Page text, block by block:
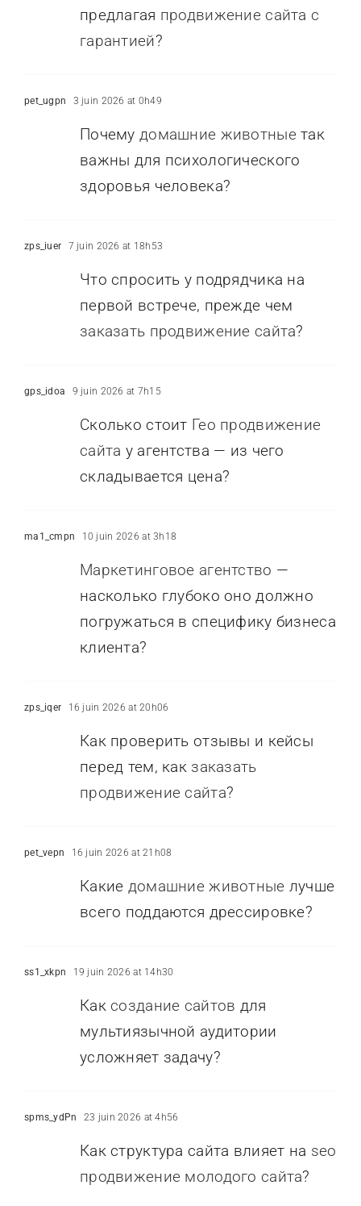
предлагая продвижение сайта с
гарантией?
pet_ugpn 3 juin 2026 at 0h49
Почему домашние животные так
важны для психологического
здоровья человека?
zps_iuer 7 juin 2026 at 18h53
Что спросить у подрядчика на
первой встрече, прежде чем
заказать продвижение сайта?
gps_idoa 9 juin 2026 at 7h15
Сколько стоит Гео продвижение
сайта у агентства — из чего
складывается цена?
ma1_cmpn 10 juin 2026 at 3h18
Маркетинговое агентство —
насколько глубоко оно должно
погружаться в специфику бизнеса
клиента?
zps_iqer 16 juin 2026 at 20h06
Как проверить отзывы и кейсы
перед тем, как заказать
продвижение сайта?
pet_vepn 16 juin 2026 at 21h08
Какие домашние животные лучше
всего поддаются дрессировке?
ss1_xkpn 19 juin 2026 at 14h30
Как создание сайтов для
мультиязычной аудитории
усложняет задачу?
spms_ydPn 23 juin 2026 at 4h56
Как структура сайта влияет на seo
продвижение молодого сайта?